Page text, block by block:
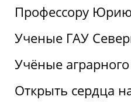
Профессору
Ученые ГАУ
Учёные
Открыть сердца